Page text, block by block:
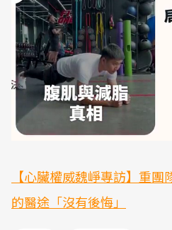
【心臟權威魏崢專訪】重
的醫途「沒有後悔」